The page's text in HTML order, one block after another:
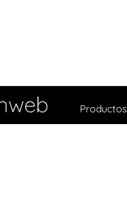
Productos